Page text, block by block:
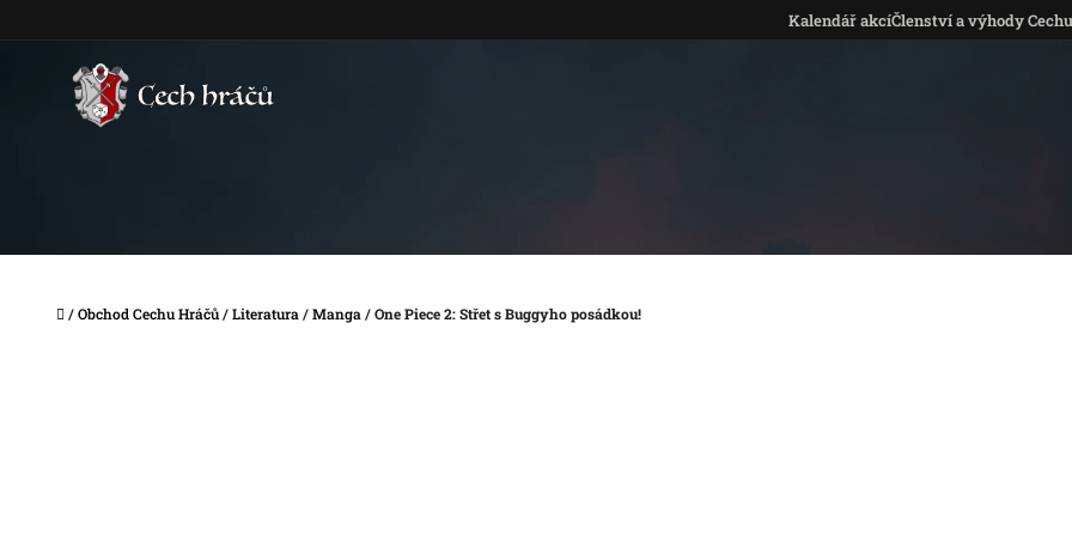
Kalendář akcíČlenství a výhody Cechu
Domů
/Obchod Cechu Hráčů/Literatura/Manga/One Piece 2: Střet s Buggyho posádkou!